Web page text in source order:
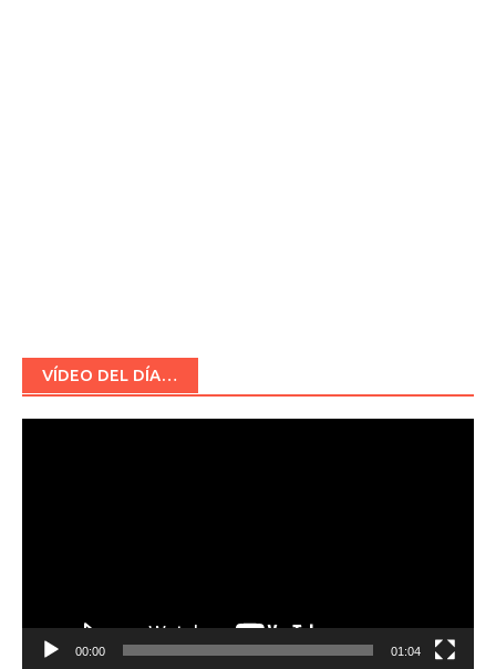
VÍDEO DEL DÍA…
00:00 01:04